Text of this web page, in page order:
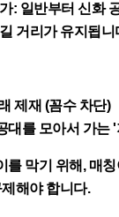
: 일반부터 신화
거리가 유지됩니
제재 (꼼수 차단)
대를 모아서 가
를 막기 위해, 매칭
해야 합니다.